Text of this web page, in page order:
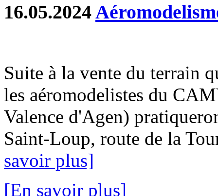
16.05.2024
Suite à la vente du terrain
les aéromodelistes du
Valence d'Agen)
Saint-Loup, route de la
savoir plus]
[En savoir plus]